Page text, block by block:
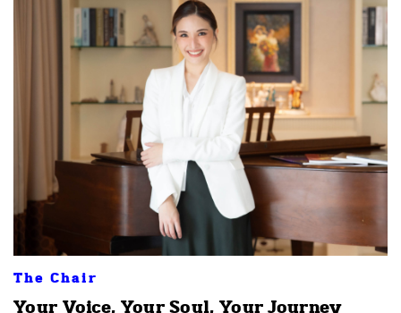
The Chair
Your Voice, Your Soul, Your Journey
SHARE TWEET LINE EMAIL